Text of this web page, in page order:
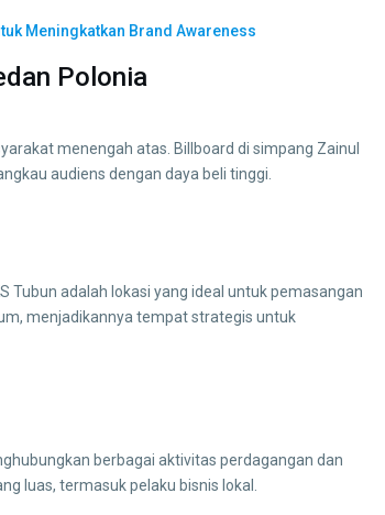
Meningkatkan Brand Awareness
Polonia
menengah atas. Billboard di simpang Zainul
audiens dengan daya beli tinggi.
Tubun adalah lokasi yang ideal untuk pemasangan
menjadikannya tempat strategis untuk
berbagai aktivitas perdagangan dan
luas, termasuk pelaku bisnis lokal.